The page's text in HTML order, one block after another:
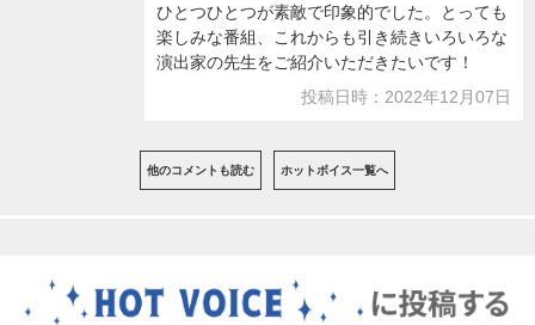
ひとつひとつが素敵で印象的でした。とっても
楽しみな番組、これからも引き続きいろいろな
演出家の先生をご紹介いただきたいです！
投稿日時：2022年12月07日
他のコメントも読む ホットボイス一覧へ